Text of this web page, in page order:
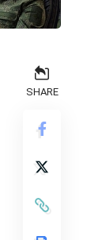
SHARE